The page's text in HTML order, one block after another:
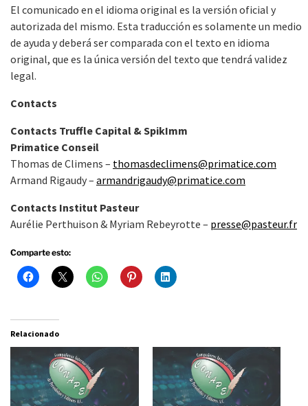
El comunicado en el idioma original es la versión oficial y
autorizada del mismo. Esta traducción es solamente un medio
de ayuda y deberá ser comparada con el texto en idioma
original, que es la única versión del texto que tendrá validez
legal.
Contacts
Contacts Truffle Capital & SpikImm
Primatice Conseil
Thomas de Climens – thomasdeclimens@primatice.com
Armand Rigaudy – armandrigaudy@primatice.com
Contacts Institut Pasteur
Aurélie Perthuison & Myriam Rebeyrotte – presse@pasteur.fr
Comparte esto:
Relacionado